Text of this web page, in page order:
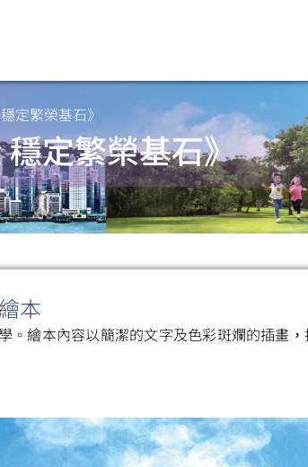
定繁榮基石》
定繁榮基石》
本
。繪本內容以簡潔的文字及色彩斑斕的插畫